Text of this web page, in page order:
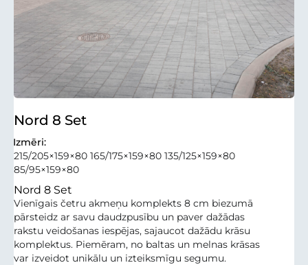
Nord 8 Set
Izmēri:
215/205×159×80 165/175×159×80 135/125×159×80
85/95×159×80
Nord 8 Set
Vienīgais četru akmeņu komplekts 8 cm biezumā
pārsteidz ar savu daudzpusību un paver dažādas
rakstu veidošanas iespējas, sajaucot dažādu krāsu
komplektus. Piemēram, no baltas un melnas krāsas
var izveidot unikālu un izteiksmīgu segumu.